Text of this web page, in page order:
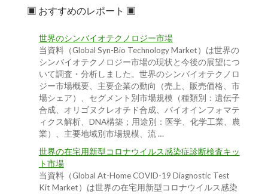
▣ おすすめのレポート ▣
世界のシンバイオテクノロジー市場
当資料（Global Syn-Bio Technology Market）は世界の
シンバイオテクノロジー市場の現状と今後の展望につ
いて調査・分析しました。世界のシンバイオテクノロ
ジー市場概要、主要企業の動向（売上、販売価格、市
場シェア）、セグメント別市場規模（種類別：遺伝子
合成、オリゴヌクレオチド合成、バイオインフォマテ
ィクス解析、DNA構築；用途別：医学、化学工業、農
業）、主要地域別市場規模、流 …
世界の在宅用新型コロナウイルス感染症診断検査キッ
ト市場
当資料（Global At-Home COVID-19 Diagnostic Test
Kit Market）は世界の在宅用新型コロナウイルス感染